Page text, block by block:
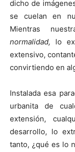
dicho de
se cuelan en
Mientras
normalidad, lo
extensivo,
convirtiendo en
Instalada esa
urbanita de
extensión,
desarrollo, lo
tanto, ¿qué es lo